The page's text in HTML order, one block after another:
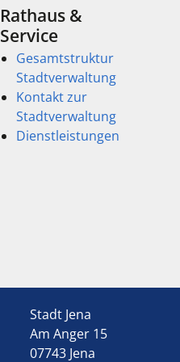
Rathaus &
Service
Gesamtstruktur
Stadtverwaltung
Kontakt zur
Stadtverwaltung
Dienstleistungen
Stadt Jena
Am Anger 15
07743 Jena